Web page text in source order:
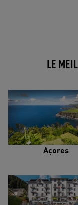
LE
Açores